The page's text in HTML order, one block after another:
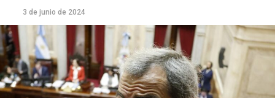
3 de junio de 2024